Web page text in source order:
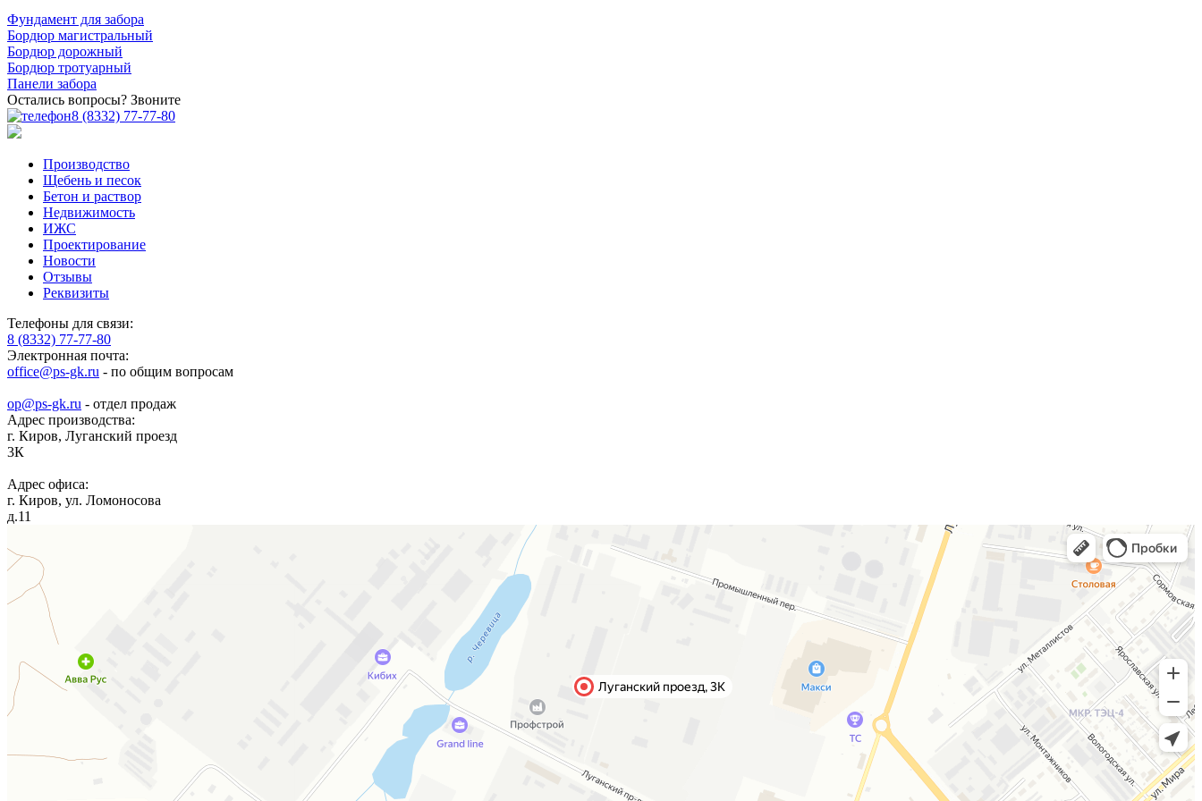
Фундамент для забора
Бордюр магистральный
Бордюр дорожный
Бордюр тротуарный
Панели забора
Остались вопросы? Звоните
8 (8332) 77-77-80
Производство
Щебень и песок
Бетон и раствор
Недвижимость
ИЖС
Проектирование
Новости
Отзывы
Реквизиты
Телефоны для связи:
8 (8332) 77-77-80
Электронная почта:
office@ps-gk.ru - по общим вопросам
op@ps-gk.ru - отдел продаж
Адрес производства:
г. Киров, Луганский проезд
3К
Адрес офиса:
г. Киров, ул. Ломоносова
д.11